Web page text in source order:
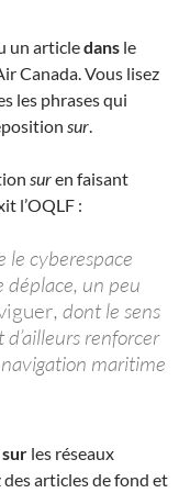
un articledans le
Canada. Vous lisez
les phrases qui
sur.
suren faisant
l’OQLF :
le cyberespace
déplace, un peu
, dont le sens
d’ailleurs renforcer
maritime
sur les réseaux
articles de fond et